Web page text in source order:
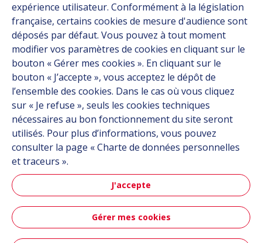
Chez Hutchinson, nous concevons des solutions
multimatériaux pour les clients opérant dans les
environnements les plus exigeants, que ce soit sur terre,
dans les airs ou en mer.
Plan du site
Marchés
Solutions
Ressources
expérience utilisateur. Conformément à la législation
française, certains cookies de mesure d'audience sont
déposés par défaut. Vous pouvez à tout moment
modifier vos paramètres de cookies en cliquant sur le
bouton « Gérer mes cookies ». En cliquant sur le
bouton « J’accepte », vous acceptez le dépôt de
l’ensemble des cookies. Dans le cas où vous cliquez
sur « Je refuse », seuls les cookies techniques
nécessaires au bon fonctionnement du site seront
utilisés. Pour plus d’informations, vous pouvez
consulter la page « Charte de données personnelles
et traceurs ».
J'accepte
Gérer mes cookies